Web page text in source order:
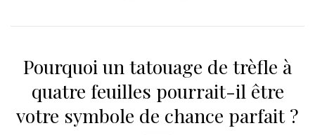
Pourquoi un tatouage de trèfle à
quatre feuilles pourrait-il être
votre symbole de chance parfait ?